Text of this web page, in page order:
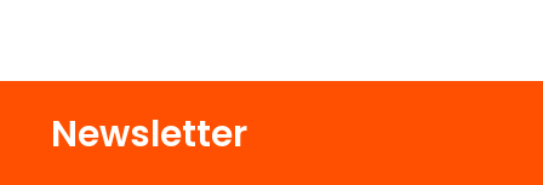
Newsletter​